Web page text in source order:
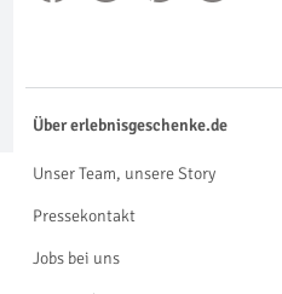
Über erlebnisgeschenke.de
Unser Team, unsere Story
Pressekontakt
Jobs bei uns